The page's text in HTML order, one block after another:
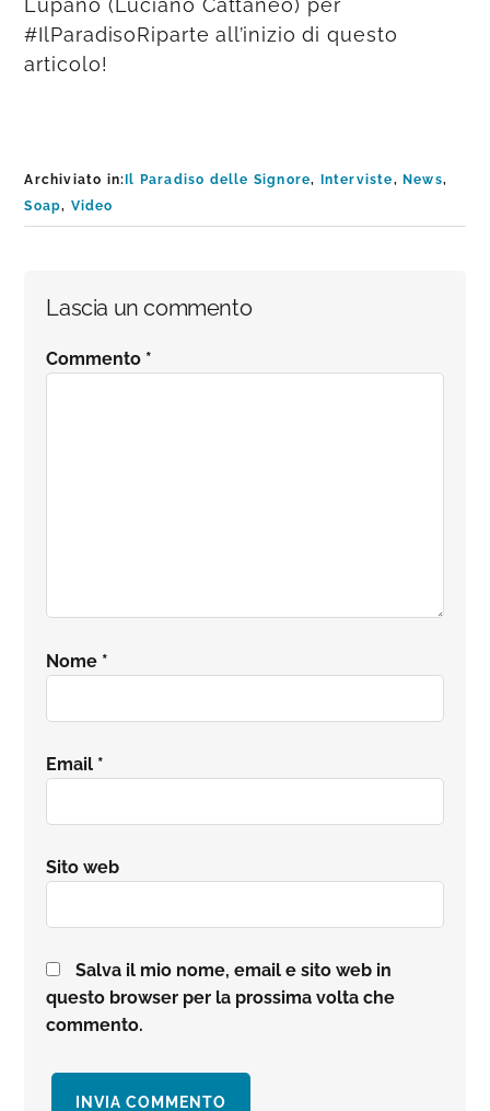
Lupano (Luciano Cattaneo) per
#IlParadisoRiparte all’inizio di questo
articolo!
Archiviato in:Il Paradiso delle Signore, Interviste,News,
Soap, Video
Interazioni
del
Lascia un commento
Commento *
Nome *
Email *
Sito web
Salva il mio nome, email e sito web in
questo browser per la prossima volta che
commento.